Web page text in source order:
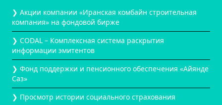
❯ Акции компании «Иранская комбайн строительная
компания» на фондовой бирже
❯ CODAL – Комплексная система раскрытия
информации эмитентов
❯ Фонд поддержки и пенсионного обеспечения «Айянде
Саз»
❯ Просмотр истории социального страхования